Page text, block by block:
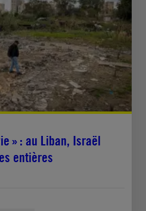
» : au Liban, Israël
entières